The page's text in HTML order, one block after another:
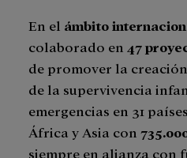
En el ámbito
colaborado en 47
de promover la
de la supervivencia
emergencias en 31
África y Asia con
siempre en alianza con